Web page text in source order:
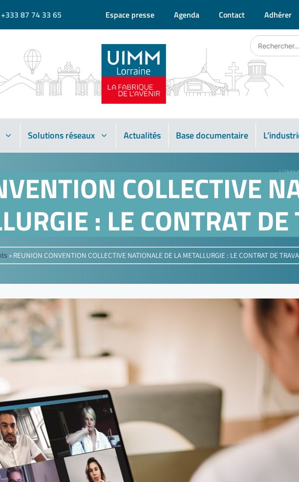
+333 87 74 33 65 Espace presse Agenda Contact Adhérer
Solutions réseaux Actualités Base documentaire
COLLECTIVE
: LE CONTRAT
» REUNION CONVENTION COLLECTIVE NATIONALE DE LA METALLURGIE : LE CONTRAT DE